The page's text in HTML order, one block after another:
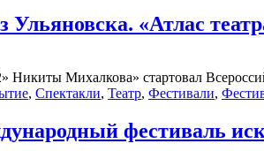
Ульяновска. «Атлас
Никиты Михалкова» стартовал
, Спектакли, Театр, Фестивали,
фестиваль